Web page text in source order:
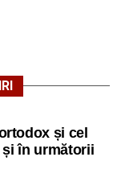
și cel
și în următorii